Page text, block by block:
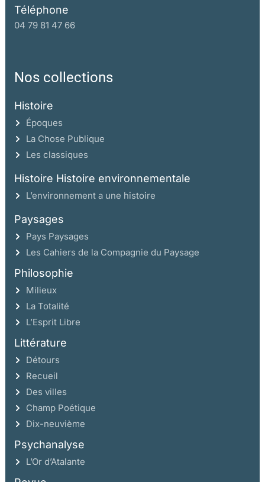
Téléphone
04 79 81 47 66
Nos collections
Histoire
Époques
La Chose Publique
Les classiques
Histoire Histoire environnementale
L’environnement a une histoire
Paysages
Pays Paysages
Les Cahiers de la Compagnie du Paysage
Philosophie
Milieux
La Totalité
L’Esprit Libre
Littérature
Détours
Recueil
Des villes
Champ Poétique
Dix-neuvième
Psychanalyse
L’Or d’Atalante